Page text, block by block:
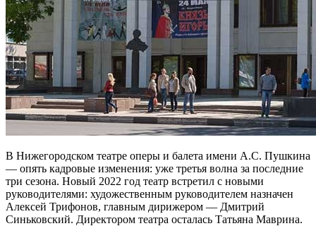
В Нижегородском театре оперы и балета имени А.С. Пушкина
— опять кадровые изменения: уже третья волна за последние
три сезона. Новый 2022 год театр встретил с новыми
руководителями: художественным руководителем назначен
Алексей Трифонов, главным дирижером — Дмитрий
Синьковский. Директором театра осталась Татьяна Маврина.